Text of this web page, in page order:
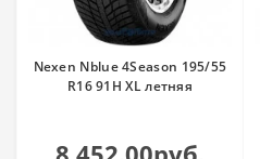
Nexen Nblue 4Season 195/55
R16 91H XL летняя